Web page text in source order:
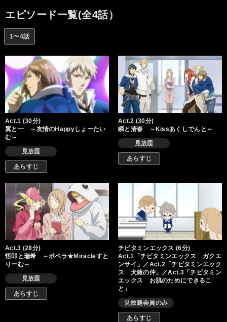
して有名な聖帝にも裏の部分があった…。悠里が担任となったク
ラスは、超問題児クラス…、職員室の間では通称「ClassX」と呼
ばれる3年E組だった。勉強の意味を見出せない現代の高校生たち
を相手に、悠里はどうやって勉強を教え、そして、大学進学への
エピソード一覧(全4話）
1〜4話
Act.1 (30分)
翼と一 ～友情のHappyしょーたい
む～
見放題
あらすじ
Act.2 (30分)
瞬と清春 ～Kissあくしでんと～
見放題
あらすじ
Act.3 (28分)
悟郎と瑞希 ～ポペラ★Miracleすと
りーむ～
見放題
あらすじ
チビタミンエックス (6分)
Act.1「チビタミンエックス ガクエ
ンサイ」／Act.2「チビタミンエック
ス 犬猿の仲」／Act.3「チビタミン
エックス お肌のためにできるこ
と」
見放題会員のみ
あらすじ